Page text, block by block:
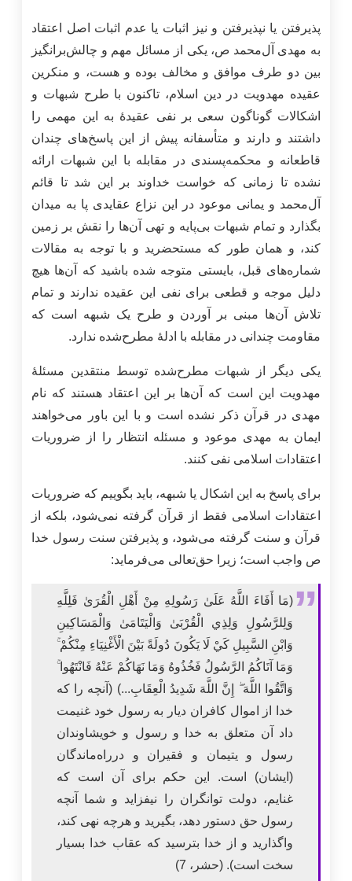
پذیرفتن یا نپذیرفتن و نیز اثبات یا عدم اثبات اصل اعتقاد
به مهدی آل‌محمد ص، یکی از مسائل مهم و چالش‌برانگیز
بین دو طرف موافق و مخالف بوده و هست، و منکرین
عقیده مهدویت در دین اسلام، تاکنون با طرح شبهات و
اشکالات گوناگون سعی بر نفی عقیدۀ به این مهمی را
داشتند و دارند و متأسفانه پیش از این پاسخ‌های چندان
قاطعانه و محکمه‌پسندی در مقابله با این شبهات ارائه
نشده تا زمانی که خواست خداوند بر این شد تا قائم
آل‌محمد و یمانی موعود در این نزاع عقایدی پا به میدان
بگذارد و تمام شبهات بی‌پایه و تهی آن‌ها را نقش بر زمین
کند، و همان‌ طور که مستحضرید و با توجه به مقالات
شماره‌های قبل، بایستی متوجه شده باشید که آن‌ها هیچ
دلیل موجه و قطعی برای نفی این عقیده‌ ندارند و تمام
تلاش آن‌ها مبنی بر آوردن و طرح یک شبهه است که
مقاومت چندانی در مقابله با ادلۀ مطرح‌شده ندارد.
یکی دیگر از شبهات مطرح‌شده توسط منتقدین مسئلۀ
مهدویت این است که آن‌ها بر این اعتقاد هستند که نام
مهدی در قرآن ذکر نشده است و با این باور می‌خواهند
ایمان به مهدی موعود و مسئله انتظار را از ضروریات
اعتقادات اسلامی نفی کنند.
برای پاسخ به این اشکال یا شبهه، باید بگوییم که ضروریات
اعتقادات اسلامی فقط از قرآن گرفته نمی‌شود، بلکه از
قرآن و سنت گرفته می‌شود، و پذیرفتن سنت رسول خدا
ص واجب است؛ زیرا حق‌تعالی می‌فرماید:
(مَا أَفَاءَ اللَّهُ عَلَىٰ رَسُولِهِ مِنْ أَهْلِ الْقُرَىٰ فَلِلَّهِ
وَلِلرَّسُولِ وَلِذِي الْقُرْبَىٰ وَالْيَتَامَىٰ وَالْمَسَاكِينِ
وَابْنِ السَّبِيلِ كَيْ لَا يَكُونَ دُولَةً بَيْنَ الْأَغْنِيَاءِ مِنْكُمْ ۚ
وَمَا آتَاكُمُ الرَّسُولُ فَخُذُوهُ وَمَا نَهَاكُمْ عَنْهُ فَانْتَهُوا ۚ
وَاتَّقُوا اللَّهَ ۖ إِنَّ اللَّهَ شَدِيدُ الْعِقَابِ...) (آنچه را که
خدا از اموال کافران دیار به رسول خود غنیمت
داد آن متعلق به خدا و رسول و خویشاوندان
رسول و یتیمان و فقیران و در‌راه‌ماندگان
(ایشان) است. این حکم برای آن است که
غنایم، دولت توانگران را نیفزاید و شما آنچه
رسول حق دستور دهد، بگیرید و هرچه نهی کند،
واگذارید و از خدا بترسید که عقاب خدا بسیار
سخت است). (حشر، 7)